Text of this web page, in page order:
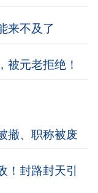
来不及了
被元老拒绝！
撤、职称被废
！封路封天引